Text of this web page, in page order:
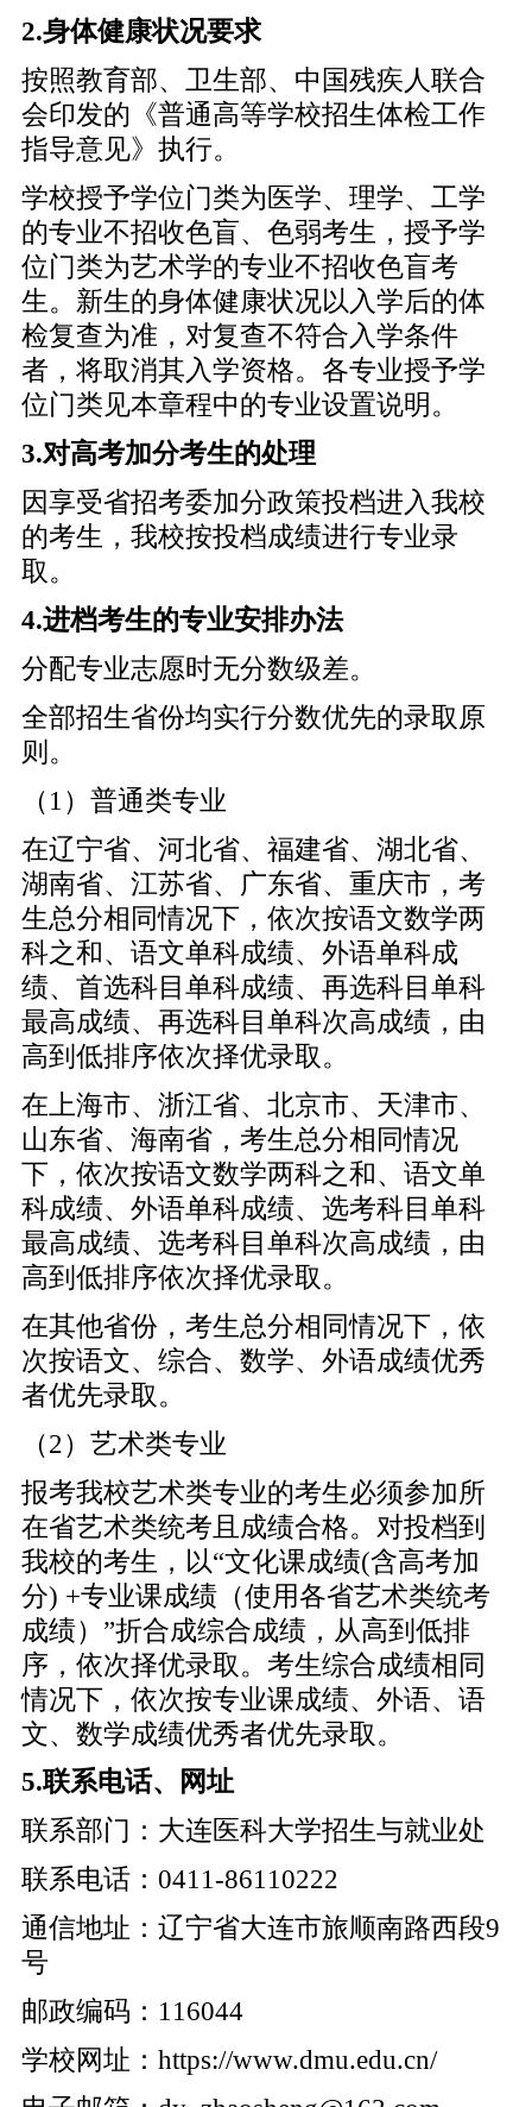
2.身体健康状况要求
按照教育部、卫生部、中国残疾人联合
会印发的《普通高等学校招生体检工作
指导意见》执行。
学校授予学位门类为医学、理学、工学
的专业不招收色盲、色弱考生，授予学
位门类为艺术学的专业不招收色盲考
生。新生的身体健康状况以入学后的体
检复查为准，对复查不符合入学条件
者，将取消其入学资格。各专业授予学
位门类见本章程中的专业设置说明。
3.对高考加分考生的处理
因享受省招考委加分政策投档进入我校
的考生，我校按投档成绩进行专业录
取。
4.进档考生的专业安排办法
分配专业志愿时无分数级差。
全部招生省份均实行分数优先的录取原
则。
（1）普通类专业
在辽宁省、河北省、福建省、湖北省、
湖南省、江苏省、广东省、重庆市，考
生总分相同情况下，依次按语文数学两
科之和、语文单科成绩、外语单科成
绩、首选科目单科成绩、再选科目单科
最高成绩、再选科目单科次高成绩，由
高到低排序依次择优录取。
在上海市、浙江省、北京市、天津市、
山东省、海南省，考生总分相同情况
下，依次按语文数学两科之和、语文单
科成绩、外语单科成绩、选考科目单科
最高成绩、选考科目单科次高成绩，由
高到低排序依次择优录取。
在其他省份，考生总分相同情况下，依
次按语文、综合、数学、外语成绩优秀
者优先录取。
（2）艺术类专业
报考我校艺术类专业的考生必须参加所
在省艺术类统考且成绩合格。对投档到
我校的考生，以“文化课成绩(含高考加
分) +专业课成绩（使用各省艺术类统考
成绩）”折合成综合成绩，从高到低排
序，依次择优录取。考生综合成绩相同
情况下，依次按专业课成绩、外语、语
文、数学成绩优秀者优先录取。
5.联系电话、网址
联系部门：大连医科大学招生与就业处
联系电话：0411-86110222
通信地址：辽宁省大连市旅顺南路西段9
号
邮政编码：116044
学校网址：https://www.dmu.edu.cn/